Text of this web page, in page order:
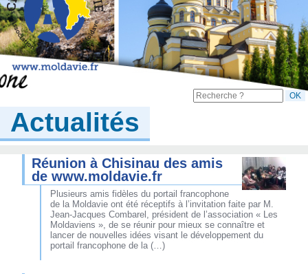
Actualités
Réunion à Chisinau des amis
de www.moldavie.fr
Plusieurs amis fidèles du portail francophone
de la Moldavie ont été réceptifs à l’invitation faite par M.
Jean-Jacques Combarel, président de l’association « Les
Moldaviens », de se réunir pour mieux se connaître et
lancer de nouvelles idées visant le développement du
portail francophone de la (…)